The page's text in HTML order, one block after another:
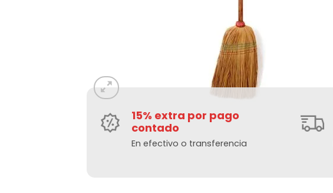
15% extra por pago
contado
En efectivo o transferencia